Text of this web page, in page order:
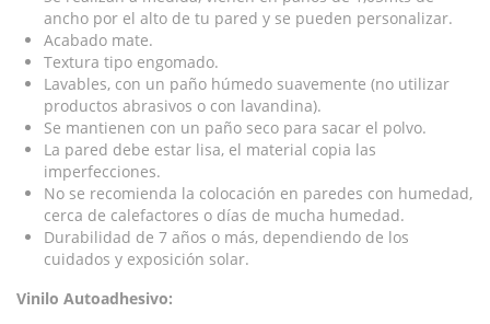
ancho por el alto de tu pared y se pueden personalizar.
Acabado mate.
Textura tipo engomado.
Lavables, con un paño húmedo suavemente (no utilizar
productos abrasivos o con lavandina).
Se mantienen con un paño seco para sacar el polvo.
La pared debe estar lisa, el material copia las
imperfecciones.
No se recomienda la colocación en paredes con humedad,
cerca de calefactores o días de mucha humedad.
Durabilidad de 7 años o más, dependiendo de los
cuidados y exposición solar.
Vinilo Autoadhesivo: